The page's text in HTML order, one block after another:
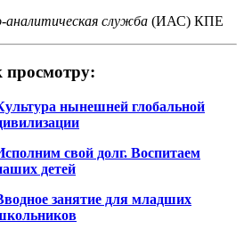
служба(ИАС) КПЕ
просмотру:
нынешней глобальной
свой долг. Воспитаем
детей
занятие для младших